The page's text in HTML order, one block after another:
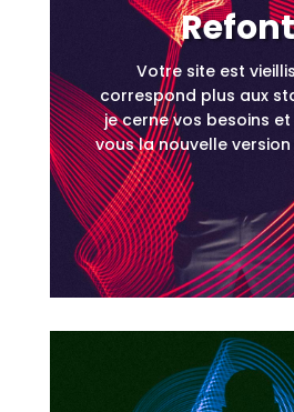
Votre site est
correspond plus aux
je cerne vos besoins
vous la nouvelle